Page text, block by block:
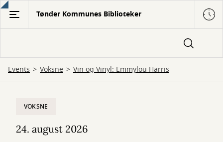
Gå
hovedindhold
Tønder Kommunes Biblioteker
Events Voksne Vin og Vinyl: Emmylou Harris
VOKSNE
24. august 2026